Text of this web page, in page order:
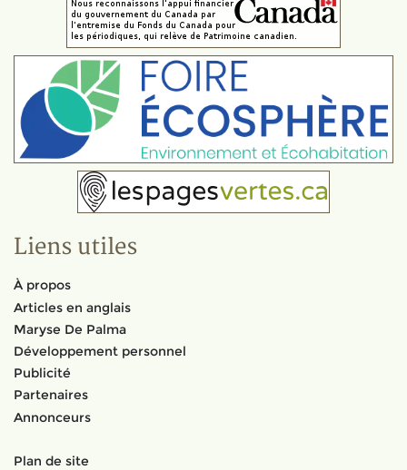
Liens utiles
À propos
Articles en anglais
Maryse De Palma
Développement personnel
Publicité
Partenaires
Annonceurs
Plan de site